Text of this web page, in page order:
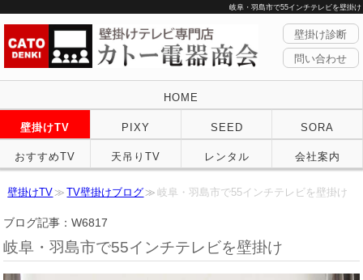
岐阜・羽島市で55インチテレビを壁掛け
壁掛け診断
問い合わせ
HOME
壁掛けTV PIXY SEED SORA
おすすめTV 天吊りTV レンタル 会社案内
壁掛けTV TV壁掛けブログ 岐阜・羽島市で55インチテレビを壁掛け
ブログ記事：W6817
岐阜・羽島市で55インチテレビを壁掛け